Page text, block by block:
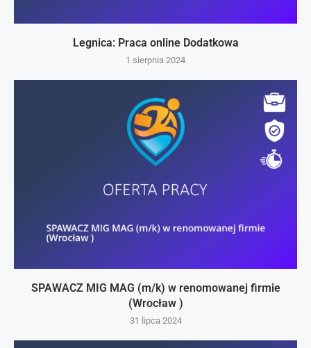
Legnica: Praca online Dodatkowa
1 sierpnia 2024
SPAWACZ MIG MAG (m/k) w renomowanej firmie
(Wrocław )
31 lipca 2024